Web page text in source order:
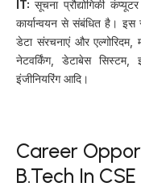
IT: सूचना प्रौद्योगिकी
कार्यान्वयन से संबंधित है।
डेटा संरचनाएं और
नेटवर्किंग, डेटाबेस
इंजीनियरिंग आदि।
Career
B.tech In